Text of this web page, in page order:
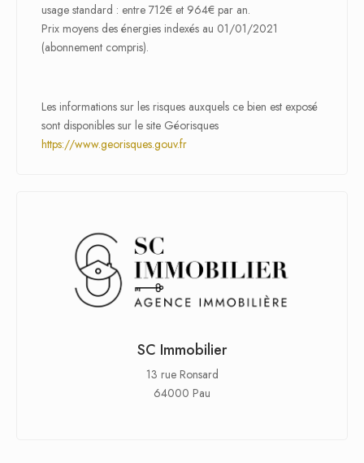
usage standard : entre 712€ et 964€ par an.
Prix moyens des énergies indexés au 01/01/2021
(abonnement compris).
Les informations sur les risques auxquels ce bien est exposé
sont disponibles sur le site Géorisques
https://www.georisques.gouv.fr
SC Immobilier
13 rue Ronsard
64000 Pau